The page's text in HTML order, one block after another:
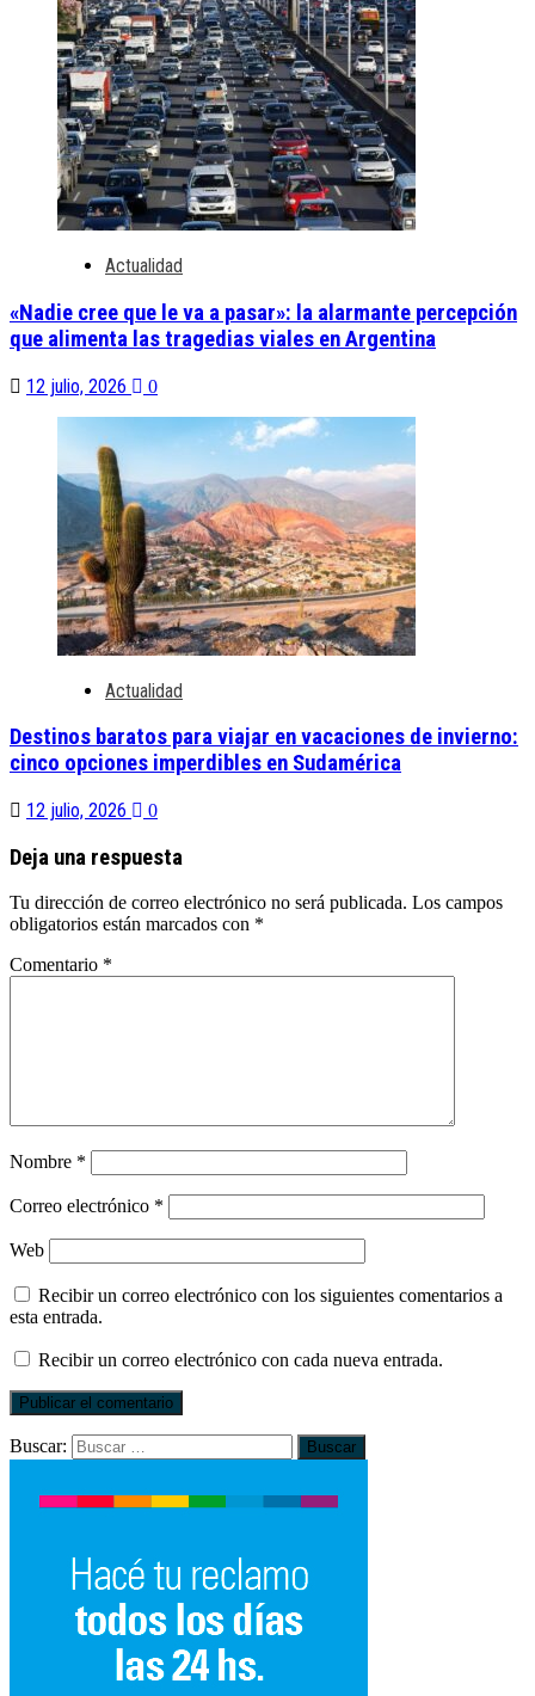
Actualidad
«Nadie cree que le va a pasar»: la alarmante percepción
que alimenta las tragedias viales en Argentina
12 julio, 2026 0
Actualidad
Destinos baratos para viajar en vacaciones de invierno:
cinco opciones imperdibles en Sudamérica
12 julio, 2026 0
Deja una respuesta
Tu dirección de correo electrónico no será publicada. Los campos
obligatorios están marcados con *
Comentario *
Nombre *
Correo electrónico *
Web
Recibir un correo electrónico con los siguientes comentarios a
esta entrada.
Recibir un correo electrónico con cada nueva entrada.
Buscar: